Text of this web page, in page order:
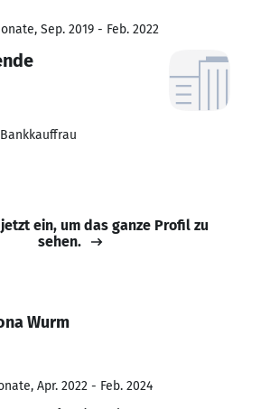
Sep. 2019 - Feb. 2022
ein, um das ganze Profil zu
sehen.
Wurm
Apr. 2022 - Feb. 2024